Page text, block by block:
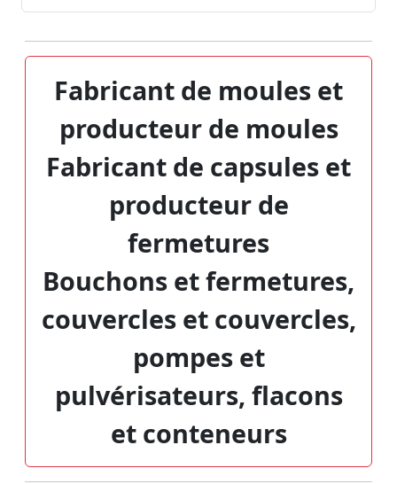
Fabricant de moules et
producteur de moules
Fabricant de capsules et
producteur de
fermetures
Bouchons et fermetures,
couvercles et couvercles,
pompes et
pulvérisateurs, flacons
et conteneurs